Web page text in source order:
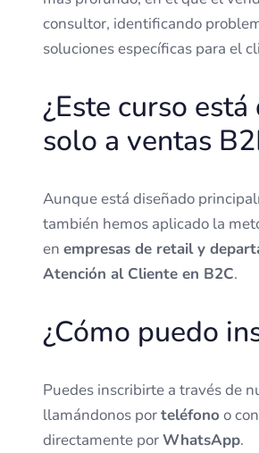
consultor, identificando
soluciones específicas para el
¿Este curso
solo a ventas
Aunque está diseñado
también hemos aplicado la
en empresas de retail y
Atención al Cliente en B2C.
¿Cómo puedo
Puedes inscribirte a través de
llamándonos porteléfono o
directamente porWhatsApp.